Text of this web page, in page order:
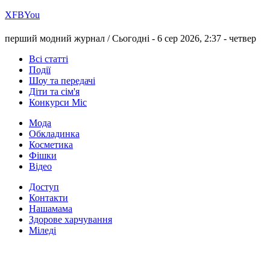
ХFBYou
перший модний журнал /Сьогодні - 6 сер 2026, 2:37 - четвер
Всі статті
Події
Шоу та передачі
Діти та сім'я
Конкурси Міс
Мода
Обкладинка
Косметика
Фішки
Відео
Доступ
Контакти
Нашамама
Здорове харчування
Міледі